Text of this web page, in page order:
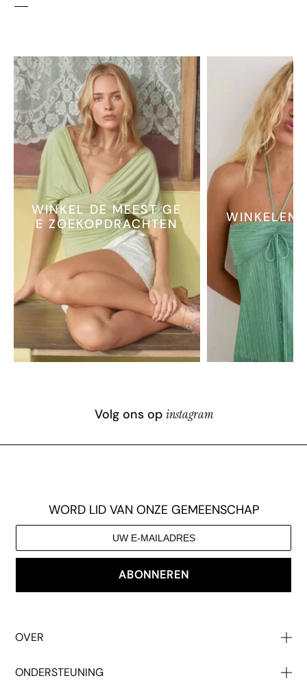
WINKEL DE MEEST GE
E ZOEKOPDRACHTEN
WINKELEN
Volg ons op instagram
WORD LID VAN ONZE GEMEENSCHAP
ABONNEREN
OVER
ONDERSTEUNING